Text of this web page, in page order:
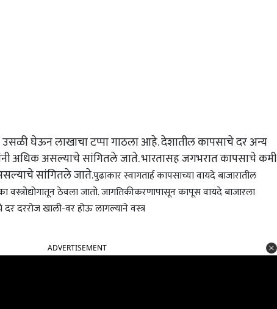
घेऊन लाखाचा टप्पा गाठला आहे. देशातील कापसाचे दर अन्य
अधिक असल्याचे सांगितले जाते. भारतासह जगभरात कापसाचे कमी
सांगितले जाते.पुढाकार स्वागतार्ह कापसाच्या वायदे बाजारातील
वस्त्रोद्योगातून ठेवला जातो. जागतिकीकरणापासून कापूस वायदे बाजारला
दररोज खाली-वर होऊ लागल्याने वस्त्र